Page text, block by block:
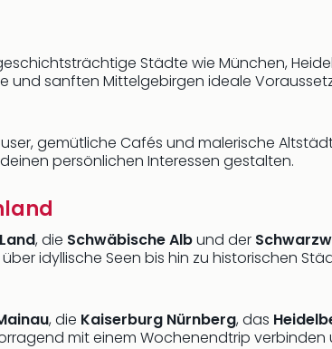
Städte wie München,
und sanften Mittelgebirgen ideale
gemütliche Cafés und malerische
persönlichen Interessen gestalten.
, die Schwäbische Albund der
idyllische Seen bis hin zu historischen
, die Kaiserburg Nürnberg, das
mit einem Wochenendtrip verbinden